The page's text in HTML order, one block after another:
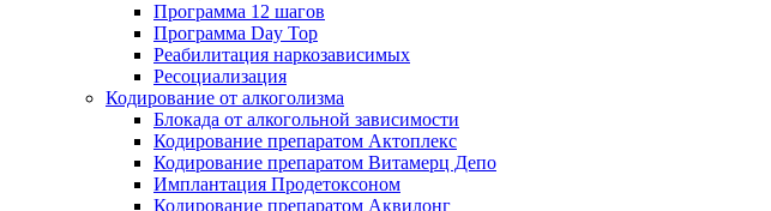
Программа 12 шагов
Программа Day Top
Реабилитация наркозависимых
Ресоциализация
Кодирование от алкоголизма
Блокада от алкогольной зависимости
Кодирование препаратом Актоплекс
Кодирование препаратом Витамерц Депо
Имплантация Продетоксоном
Кодирование препаратом Аквилонг